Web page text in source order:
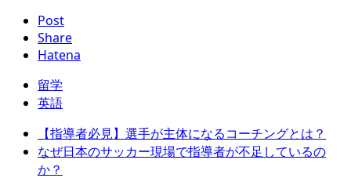
Post
Share
Hatena
留学
英語
【指導者必見】選手が主体になるコーチングとは？
なぜ日本のサッカー現場で指導者が不足しているの
か？